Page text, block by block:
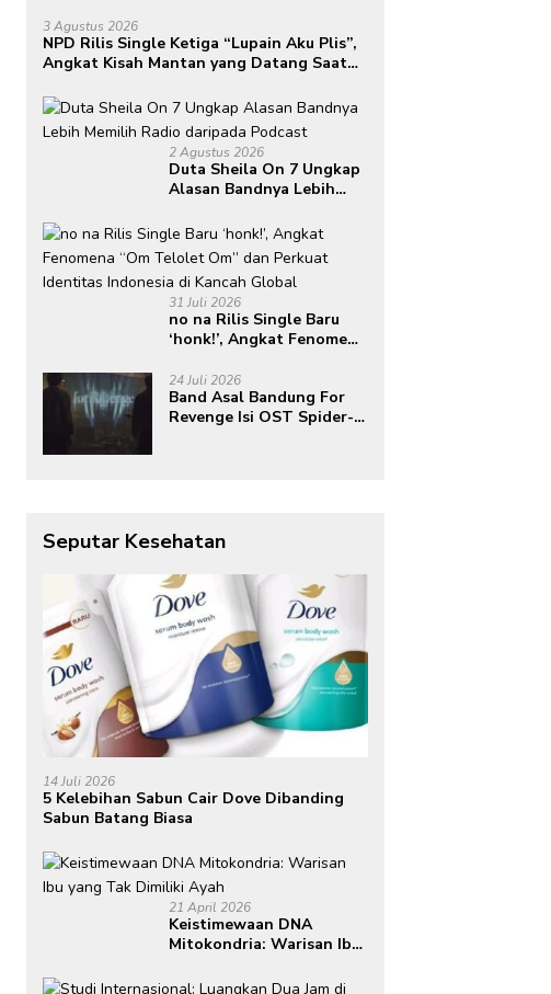
3 Agustus 2026
NPD Rilis Single Ketiga “Lupain Aku Plis”,
Angkat Kisah Mantan yang Datang Saat
2 Agustus 2026
Duta Sheila On 7 Ungkap
Alasan Bandnya Lebih
Podcast
31 Juli 2026
no na Rilis Single Baru
‘honk!’, Angkat Fenomena
Perkuat Identitas
Indonesia di Kancah
Global
24 Juli 2026
Band Asal Bandung For
Revenge Isi OST Spider-
Seputar Kesehatan
14 Juli 2026
5 Kelebihan Sabun Cair Dove Dibanding
Sabun Batang Biasa
21 April 2026
Keistimewaan DNA
Mitokondria: Warisan Ibu